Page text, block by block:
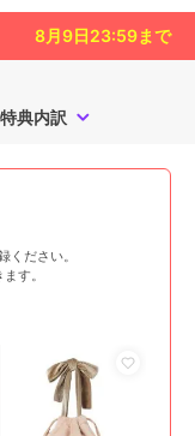
8月9日23:59まで
特典内訳
ください。
す。